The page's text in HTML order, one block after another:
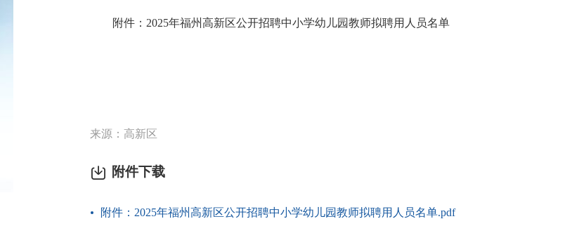
附件：2025年福州高新区公开招聘中小学幼儿园教师拟聘用人员名单
来源：高新区
附件下载
附件：2025年福州高新区公开招聘中小学幼儿园教师拟聘用人员名单.pdf